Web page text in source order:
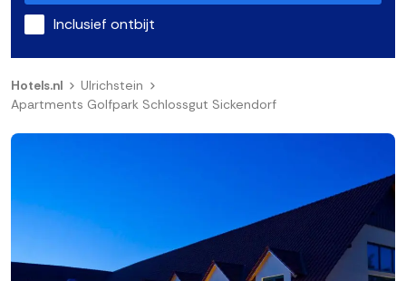
Inclusief ontbijt
Hotels.nl
Ulrichstein
Apartments Golfpark Schlossgut Sickendorf